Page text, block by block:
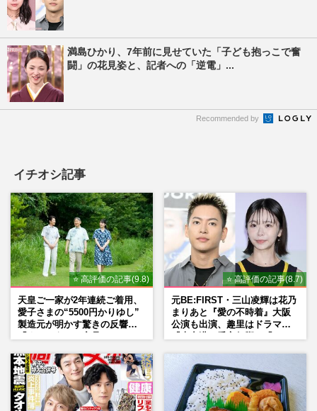
満島ひかり、7年前に見せていた「子ども抱っこで奮
闘」の花見姿と、記者への「逆電」...
Recommended by
イチオシ記事
⭐ 高評価の記事(9.8)
天皇ご一家が2年連続ご着用、
愛子さまの“5500円かりゆし”
製造元が明かす驚きの反響
⭐ 高評価の記事(8.7)
元BE:FIRST・三山凌輝は花乃
まりあと『愛の不時着』大阪
公演も出演、趣里はドラマ